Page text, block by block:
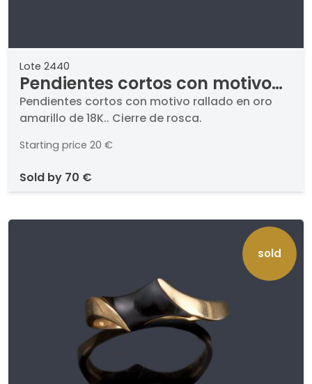
Lote 2440
Pendientes cortos con motivo
rallado en oro amarillo de 18K.
Pendientes cortos con motivo rallado en oro
amarillo de 18K.. Cierre de rosca.
Starting price 20 €
sold by 70 €
sold